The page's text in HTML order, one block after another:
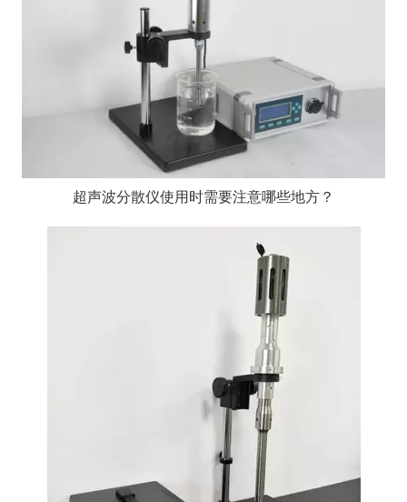
超声波分散仪使用时需要注意哪些地方？